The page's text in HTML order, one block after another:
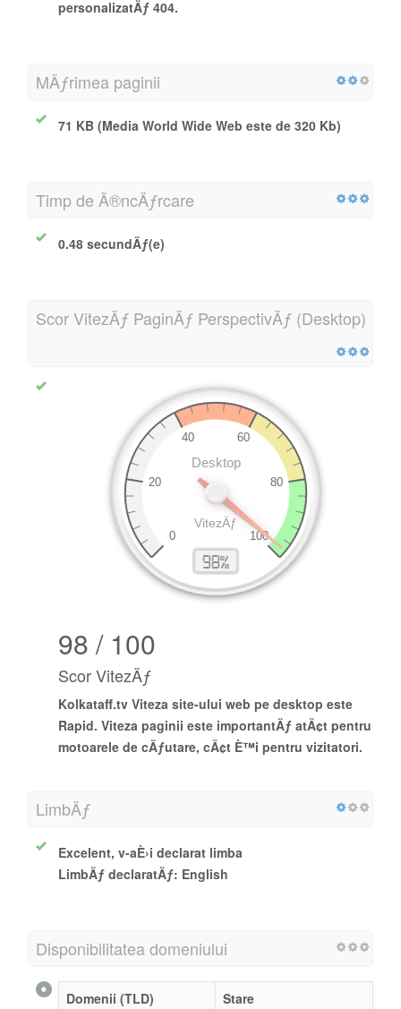
personalizatÄƒ 404.
MÄƒrimea paginii
71 KB (Media World Wide Web este de 320 Kb)
Timp de Ã®ncÄƒrcare
0.48 secundÄƒ(e)
Scor VitezÄƒ PaginÄƒ PerspectivÄƒ (Desktop)
98 / 100
Scor VitezÄƒ
Kolkataff.tv Viteza site-ului web pe desktop este
Rapid. Viteza paginii este importantÄƒ atÃ¢t pentru
motoarele de cÄƒutare, cÃ¢t È™i pentru vizitatori.
LimbÄƒ
Excelent, v-aÈ›i declarat limba
LimbÄƒ declaratÄƒ: English
Disponibilitatea domeniului
Domenii (TLD)
Stare